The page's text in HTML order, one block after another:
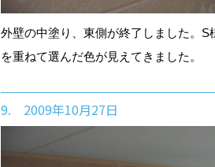
外壁の中塗り、東側が終了しました。
を重ねて選んだ色が見えてきました。
9. 2009年10月27日